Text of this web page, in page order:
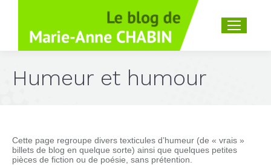
Recherche
Humeur et humour
Cette page regroupe divers texticules d’humeur (de « vrais »
billets de blog en quelque sorte) ainsi que quelques petites
pièces de fiction ou de poésie, sans prétention.